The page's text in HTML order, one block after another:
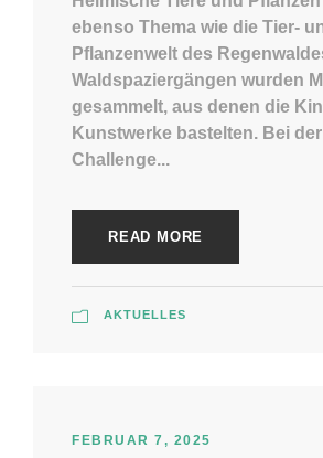
ebenso Thema wie die Tier-
Pflanzenwelt des
Waldspaziergängen wurden
gesammelt, aus denen die
Kunstwerke bastelten. Bei
Challenge...
READ MORE
AKTUELLES
FEBRUAR 7, 2025